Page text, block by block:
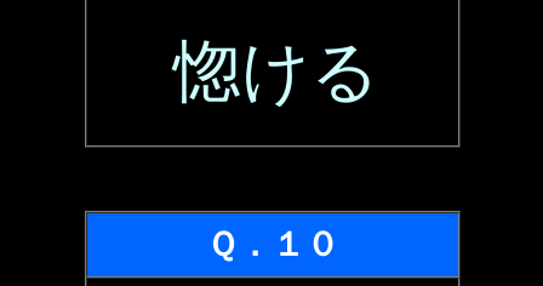
惚ける
Ｑ．１０